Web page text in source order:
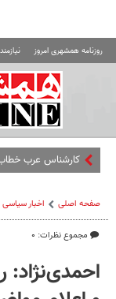
روزنامه همشهری امروز
کارشناس عرب خطاب
صفحه اصلی اخبار سیاسی
مجموع نظرات: ۰